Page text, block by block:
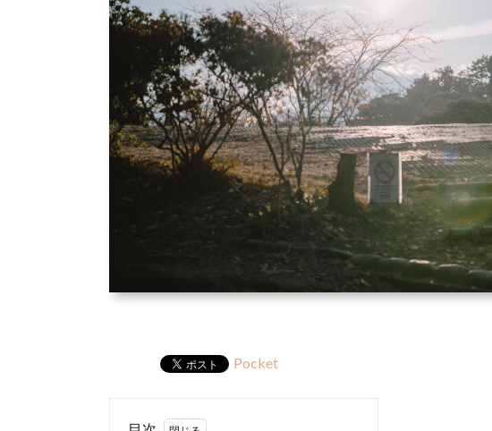
Pocket